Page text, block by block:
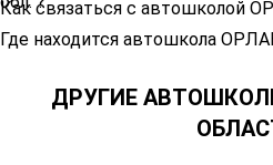
Как связаться с автошколой
Где находится автошкола
ДРУГИЕ